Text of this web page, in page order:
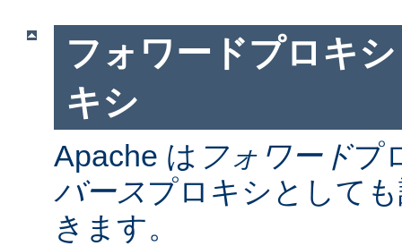
フォワードプロキ
キシ
Apache は フォワードプ
バースプロキシとして
きます。